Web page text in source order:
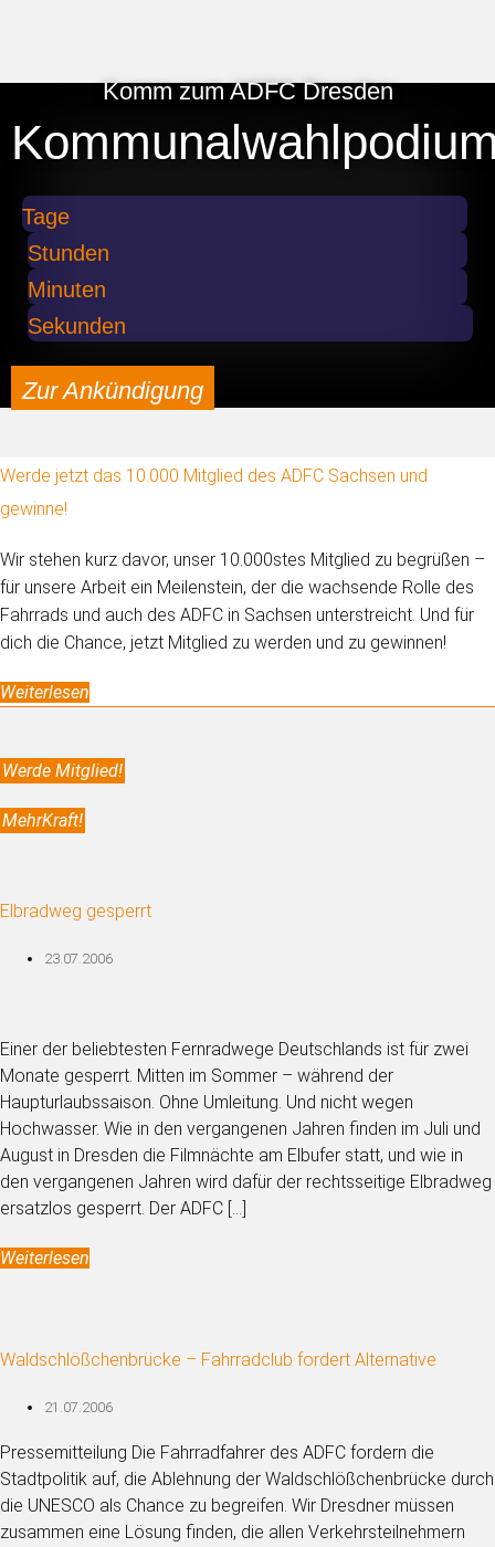
Komm zum ADFC Dresden
Tage
Stunden
Minuten
Sekunden
Zur Ankündigung
Werde jetzt das 10.000 Mitglied des ADFC Sachsen und
gewinne!
Wir stehen kurz davor, unser 10.000stes Mitglied zu begrüßen –
für unsere Arbeit ein Meilenstein, der die wachsende Rolle des
Fahrrads und auch des ADFC in Sachsen unterstreicht. Und für
dich die Chance, jetzt Mitglied zu werden und zu gewinnen!
Weiterlesen
Werde Mitglied!
MehrKraft!
Elbradweg gesperrt
23.07.2006
Einer der beliebtesten Fernradwege Deutschlands ist für zwei
Monate gesperrt. Mitten im Sommer – während der
Haupturlaubssaison. Ohne Umleitung. Und nicht wegen
Hochwasser. Wie in den vergangenen Jahren finden im Juli und
August in Dresden die Filmnächte am Elbufer statt, und wie in
den vergangenen Jahren wird dafür der rechtsseitige Elbradweg
ersatzlos gesperrt. Der ADFC […]
Weiterlesen
Waldschlößchenbrücke – Fahrradclub fordert Alternative
21.07.2006
Pressemitteilung Die Fahrradfahrer des ADFC fordern die
Stadtpolitik auf, die Ablehnung der Waldschlößchenbrücke durch
die UNESCO als Chance zu begreifen. Wir Dresdner müssen
zusammen eine Lösung finden, die allen Verkehrsteilnehmern